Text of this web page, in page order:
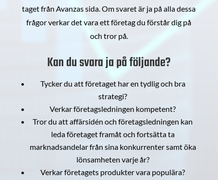
taget från Avanzas sida. Om svaret är ja på alla dessa
frågor verkar det vara ett företag du förstår dig på
och tror på.
Kan du svara ja på följande?
Tycker du att företaget har en tydlig och bra
strategi?
Verkar företagsledningen kompetent?
Tror du att affärsidén och företagsledningen kan
leda företaget framåt och fortsätta ta
marknadsandelar från sina konkurrenter samt öka
lönsamheten varje år?
Verkar företagets produkter vara populära?